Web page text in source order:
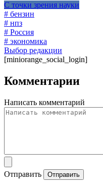
С точки зрения науки
# бензин
# нпз
# Россия
# экономика
Выбор редакции
[miniorange_social_login]
Комментарии
Написать комментарий
Отправить Отправить